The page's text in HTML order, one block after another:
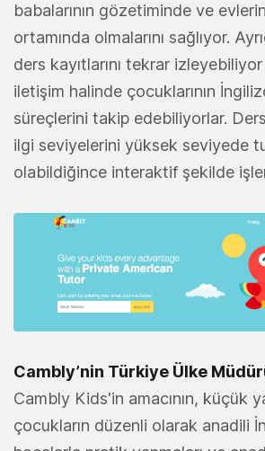
babalarının gözetiminde ve
ortamında olmalarını sağlıyor.
ders kayıtlarını tekrar
iletişim halinde çocuklarının
süreçlerini takip edebiliyorlar.
ilgi seviyelerini yüksek seviyede
olabildiğince interaktif şekilde
Cambly’nin Türkiye Ülke
Cambly Kids'in amacının, küçük
çocukların düzenli olarak anadili